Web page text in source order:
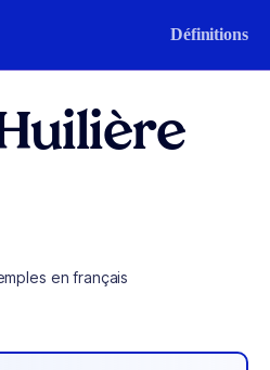
Définitions
en français